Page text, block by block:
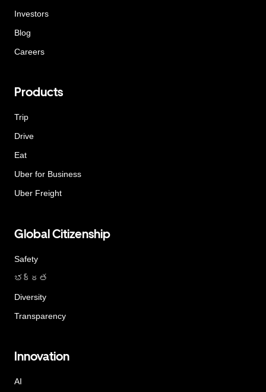
Investors
Blog
Careers
Products
Trip
Drive
Eat
Uber for Business
Uber Freight
Global Citizenship
Safety
భద్రత
Diversity
Transparency
Innovation
AI